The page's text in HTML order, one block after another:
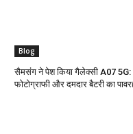
Blog
सैमसंग ने पेश किया गैलेक्सी A07 5G:
फोटोग्राफी और दमदार बैटरी का